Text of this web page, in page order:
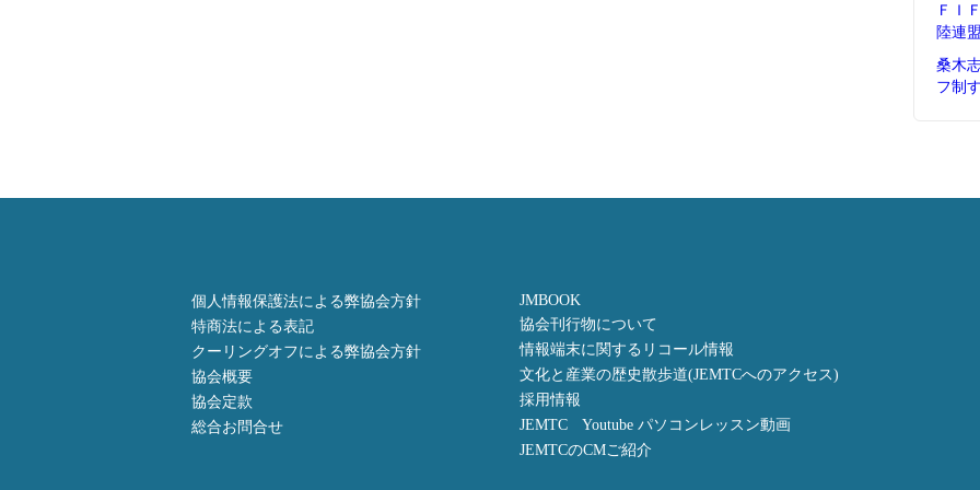
ＦＩ
陸連
桑木
フ制
個人情報保護法による弊協会方針
特商法による表記
クーリングオフによる弊協会方針
協会概要
協会定款
総合お問合せ
JMBOOK
協会刊行物について
情報端末に関するリコール情報
文化と産業の歴史散歩道(JEMTCへのアクセス)
採用情報
JEMTC Youtube パソコンレッスン動画
JEMTCのCMご紹介